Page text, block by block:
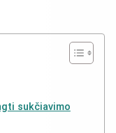
sukčiavimo